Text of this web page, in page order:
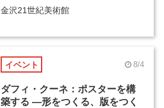
金沢21世紀美術館
イベント 8/4
ダフィ・クーネ：ポスターを構
築する ―形をつくる、版をつく